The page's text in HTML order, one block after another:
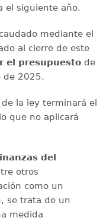
el siguiente año.
mediante el
al cierre de este
el presupuestode
de 2025.
la ley terminará el
que no aplicará
del
otros
como un
se trata de un
medida